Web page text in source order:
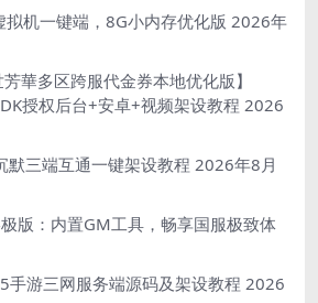
机一键端，8G小内存优化版 2026年
華多区跨服代金券本地优化版】
授权后台+安卓+视频架设教程 2026
默三端互通一键架设教程 2026年8月
版：内置GM工具，畅享国服极致体
手游三网服务端源码及架设教程 2026